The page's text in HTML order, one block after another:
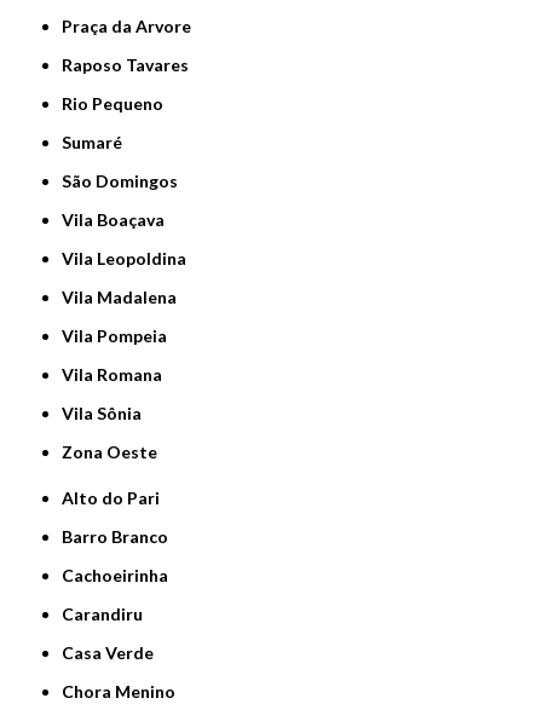
Praça da Arvore
Raposo Tavares
Rio Pequeno
Sumaré
São Domingos
Vila Boaçava
Vila Leopoldina
Vila Madalena
Vila Pompeia
Vila Romana
Vila Sônia
Zona Oeste
Alto do Pari
Barro Branco
Cachoeirinha
Carandiru
Casa Verde
Chora Menino